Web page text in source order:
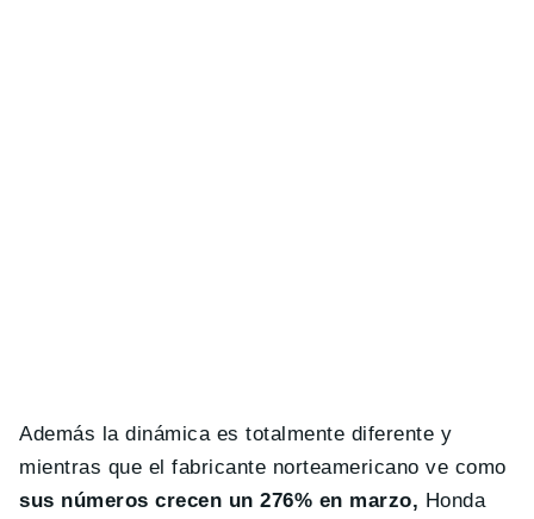
Además la dinámica es totalmente diferente y
mientras que el fabricante norteamericano ve como
sus números crecen un 276% en marzo, Honda